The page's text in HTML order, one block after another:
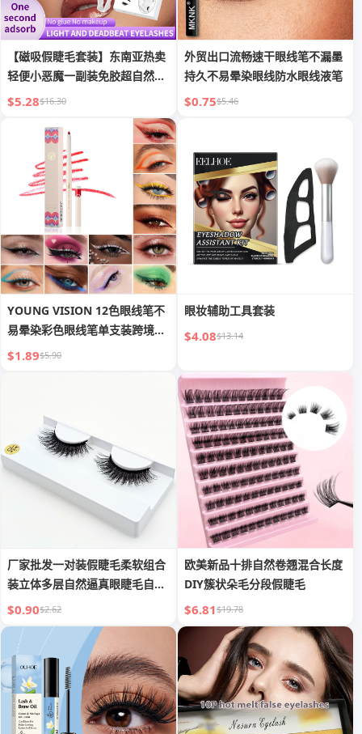
【磁吸假睫毛套装】东南亚热卖
轻便小恶魔一副装免胶超自然仿
貂毛
$5.28$16.30
外贸出口流畅速干眼线笔不漏墨
持久不易晕染眼线防水眼线液笔
$0.75$5.46
YOUNG VISION 12色眼线笔不
易晕染彩色眼线笔单支装跨境彩
妆
$1.89$5.90
眼妆辅助工具套装
$4.08$13.14
厂家批发一对装假睫毛柔软组合
装立体多层自然逼真眼睫毛自然
卷翘
$0.90$2.62
欧美新品十排自然卷翘混合长度
DIY簇状朵毛分段假睫毛
$6.81$19.78